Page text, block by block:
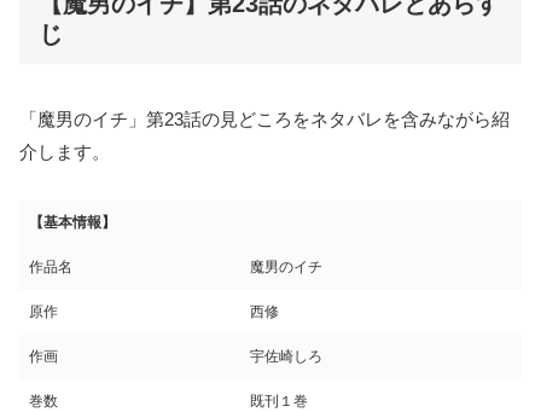
じ
「魔男のイチ」第23話の見どころをネタバレを含みながら紹
介します。
【基本情報】
作品名 魔男のイチ
原作 西修
作画 宇佐崎しろ
巻数 既刊１巻